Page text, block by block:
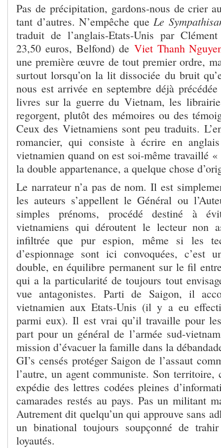
Pas de précipitation, gardons-nous de crier
tant d’autres. N’empêche que Le
traduit de l’anglais-Etats-Unis par
23,50 euros, Belfond) de Viet Thanh
une première œuvre de tout premier ordre,
surtout lorsqu’on la lit dissociée du bruit
nous est arrivée en septembre déjà
livres sur la guerre du Vietnam, les
regorgent, plutôt des mémoires ou des
Ceux des Vietnamiens sont peu traduits.
romancier, qui consiste à écrire en
vietnamien quand on est soi-même travaillé
la double appartenance, a quelque chose
Le narrateur n’a pas de nom. Il est
les auteurs s’appellent le Général ou
simples prénoms, procédé destiné à
vietnamiens qui déroutent le lecteur non
infiltrée que pur espion, même si les
d’espionnage sont ici convoquées, c’est
double, en équilibre permanent sur le fil
qui a la particularité de toujours tout
vue antagonistes. Parti de Saigon, il
vietnamien aux Etats-Unis (il y a eu
parmi eux). Il est vrai qu’il travaille pour
part pour un général de l’armée sud-
mission d’évacuer la famille dans la
GI’s censés protéger Saigon de l’assaut
l’autre, un agent communiste. Son territoire,
expédie des lettres codées pleines
camarades restés au pays. Pas un militant
Autrement dit quelqu’un qui approuve sans
un binational toujours soupçonné de
loyautés.